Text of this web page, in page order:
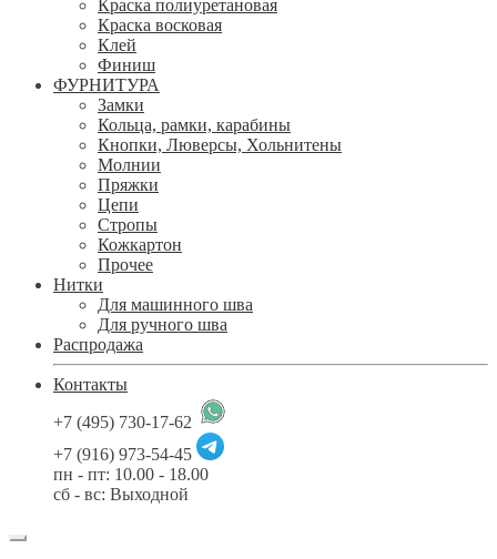
Краска полиуретановая
Краска восковая
Клей
Финиш
ФУРНИТУРА
Замки
Кольца, рамки, карабины
Кнопки, Люверсы, Хольнитены
Молнии
Пряжки
Цепи
Стропы
Кожкартон
Прочее
Нитки
Для машинного шва
Для ручного шва
Распродажа
Контакты
+7 (495) 730-17-62
+7 (916) 973-54-45
пн - пт: 10.00 - 18.00
сб - вс: Выходной